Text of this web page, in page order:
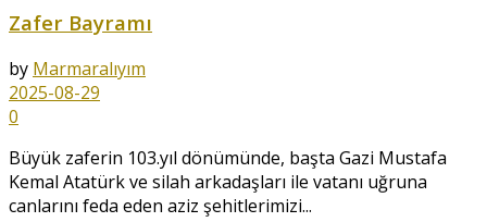
Zafer Bayramı
by Marmaralıyım
2025-08-29
0
Büyük zaferin 103.yıl dönümünde, başta Gazi Mustafa
Kemal Atatürk ve silah arkadaşları ile vatanı uğruna
canlarını feda eden aziz şehitlerimizi...